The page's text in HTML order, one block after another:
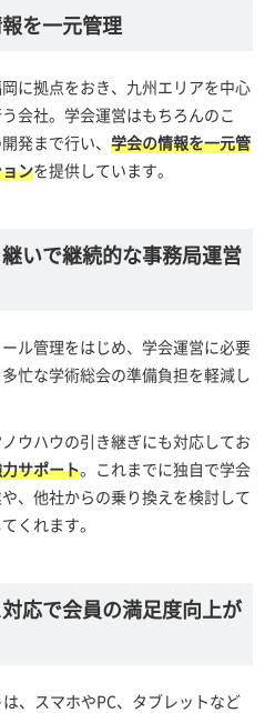
を一元管理
に拠点をおき、九州エリアを中心
会社。学会運営はもちろんのこ
発まで行い、 学会の情報を一元管
ンを提供しています。
いで継続的な事務局運営
ル管理をはじめ、学会運営に必要
忙な学術総会の準備負担を軽減し
ウハウの引き継ぎにも対応してお
サポート。これまでに独自で学会
、他社からの乗り換えを検討して
くれます。
応で会員の満足度向上が
、スマホやPC、タブレットなど